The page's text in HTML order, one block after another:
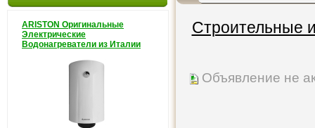
ARISTON Оригинальные
Электрические
Водонагреватели из Италии
Строительные
Объявление не